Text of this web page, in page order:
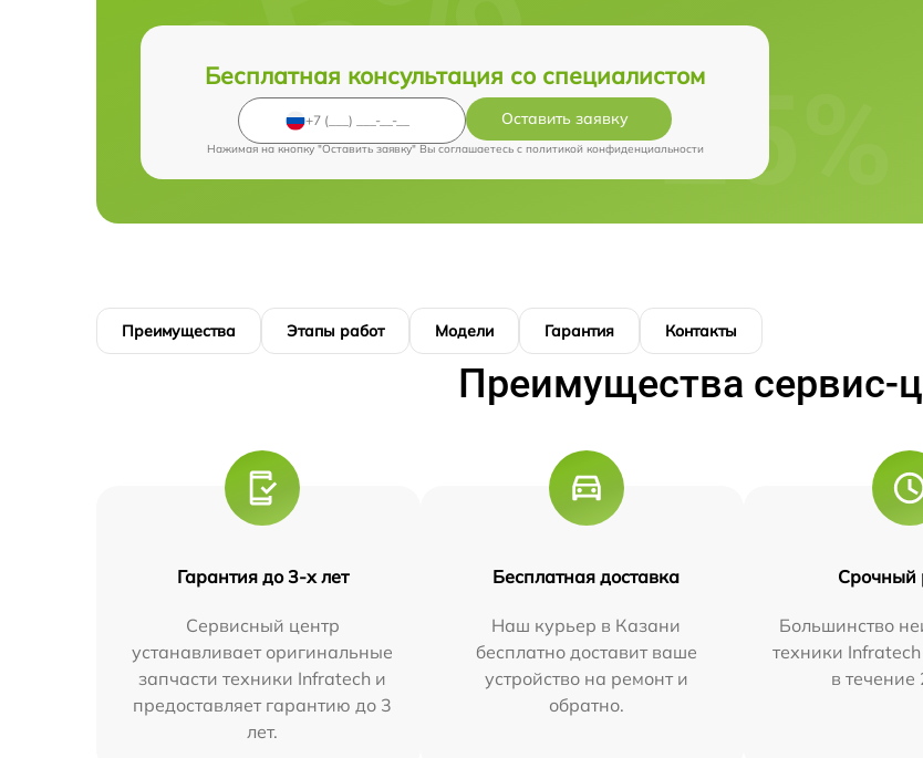
Бесплатная консультация со специалистом
Оставить заявку
Нажимая на кнопку "Оставить заявку" Вы соглашаетесь c политикой конфиденциальности
Преимущества Этапы работ Модели Гарантия Контакты
Преимущества сервис-
Гарантия до 3-х лет
Сервисный центр
устанавливает оригинальные
запчасти техники Infratech и
предоставляет гарантию до 3
лет.
Бесплатная доставка
Наш курьер в Казани
бесплатно доставит ваше
устройство на ремонт и
обратно.
Срочный
Большинство
техники
в течение